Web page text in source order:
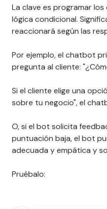
La clave es programar
lógica condicional.
reaccionará según las
Por ejemplo, el chatbot
pregunta al cliente:
Si el cliente elige una
sobre tu negocio", el
O, si el bot solicita
puntuación baja, el bot
adecuada y empática y
Pruébalo: